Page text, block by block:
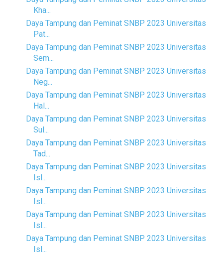
Kha...
Daya Tampung dan Peminat SNBP 2023 Universitas
Pat...
Daya Tampung dan Peminat SNBP 2023 Universitas
Sem...
Daya Tampung dan Peminat SNBP 2023 Universitas
Neg...
Daya Tampung dan Peminat SNBP 2023 Universitas
Hal...
Daya Tampung dan Peminat SNBP 2023 Universitas
Sul...
Daya Tampung dan Peminat SNBP 2023 Universitas
Tad...
Daya Tampung dan Peminat SNBP 2023 Universitas
Isl...
Daya Tampung dan Peminat SNBP 2023 Universitas
Isl...
Daya Tampung dan Peminat SNBP 2023 Universitas
Isl...
Daya Tampung dan Peminat SNBP 2023 Universitas
Isl...